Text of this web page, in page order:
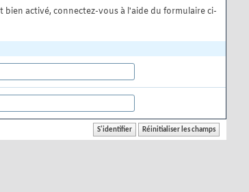
activé, connectez-vous à l'aide du formulaire ci-